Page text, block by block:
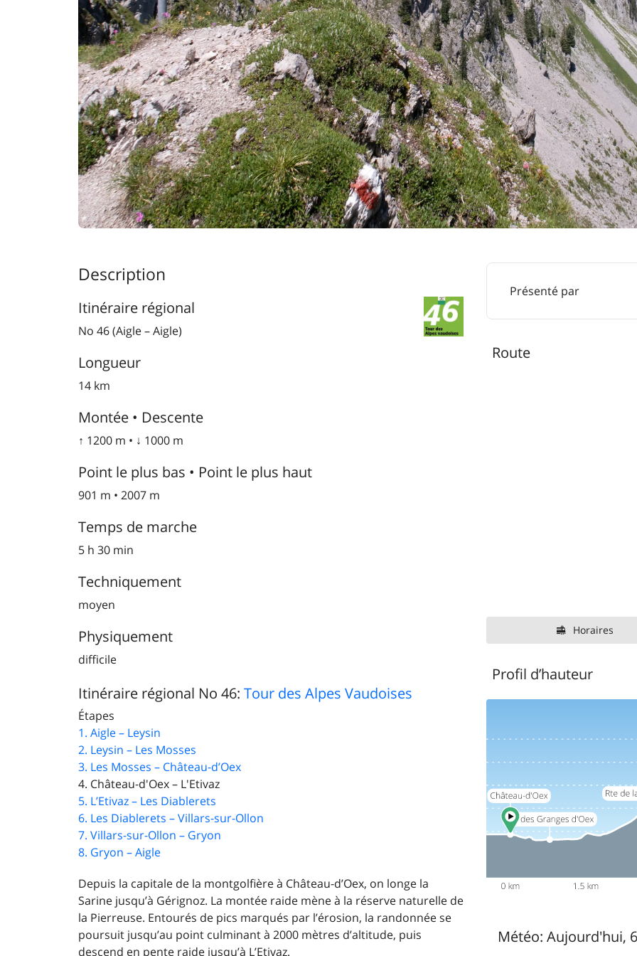
Description
Itinéraire régional
No 46 (Aigle – Aigle)
Longueur
14 km
Montée • Descente
↑ 1200 m • ↓ 1000 m
Point le plus bas • Point le plus haut
901 m • 2007 m
Temps de marche
5 h 30 min
Techniquement
moyen
Physiquement
difficile
Itinéraire régional No 46: Tour des Alpes Vaudoises
Étapes
1. Aigle – Leysin
2. Leysin – Les Mosses
3. Les Mosses – Château-d’Oex
4. Château-d'Oex – L'Etivaz
5. L’Etivaz – Les Diablerets
6. Les Diablerets – Villars-sur-Ollon
7. Villars-sur-Ollon – Gryon
8. Gryon – Aigle
Depuis la capitale de la montgolfière à Château-d’Oex, on longe la
Sarine jusqu’à Gérignoz. La montée raide mène à la réserve naturelle de
la Pierreuse. Entourés de pics marqués par l’érosion, la randonnée se
poursuit jusqu’au point culminant à 2000 mètres d’altitude, puis
descend en pente raide jusqu’à L’Etivaz.
Présenté par
Route
Horaires
Profil d’hauteur
Météo: Aujourd'hui,